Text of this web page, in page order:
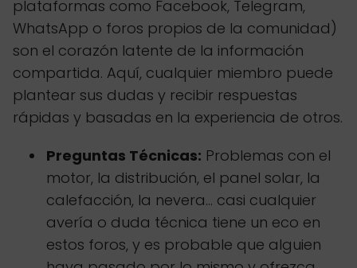
plataformas como Facebook, Telegram,
WhatsApp o foros propios de la comunidad)
son el corazón latente de la información
compartida. Aquí, cualquier miembro puede
plantear sus dudas y recibir respuestas
rápidas y basadas en la experiencia de otros.
Preguntas Técnicas: Problemas con el
motor, la distribución, el panel solar, la
calefacción, la nevera... casi cualquier
avería o duda técnica tiene un eco en
estos foros, y es probable que alguien